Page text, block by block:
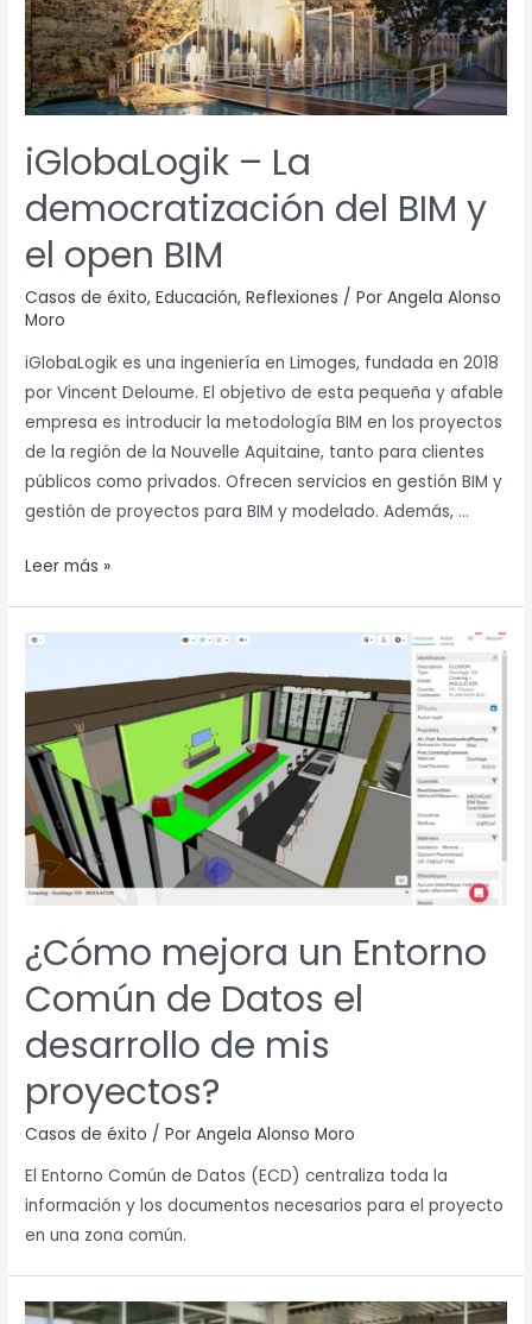
iGlobaLogik – La
democratización del BIM y
el open BIM
Casos de éxito,Educación,Reflexiones / PorAngela Alonso
Moro
iGlobaLogik es una ingeniería en Limoges, fundada en 2018
por Vincent Deloume. El objetivo de esta pequeña y afable
empresa es introducir la metodología BIM en los proyectos
de la región de la Nouvelle Aquitaine, tanto para clientes
públicos como privados. Ofrecen servicios en gestión BIM y
gestión de proyectos para BIM y modelado. Además, …
y
el
open
BIM
Leer más »
¿Cómo mejora un Entorno
Común de Datos el
desarrollo de mis
proyectos?
Casos de éxito / PorAngela Alonso Moro
El Entorno Común de Datos (ECD) centraliza toda la
información y los documentos necesarios para el proyecto
en una zona común.
El